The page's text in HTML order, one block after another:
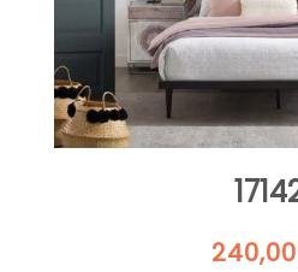
240,00